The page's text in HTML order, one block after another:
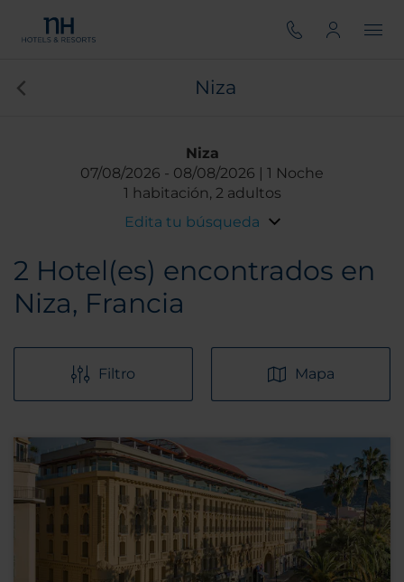
Niza
Niza
07/08/2026
08/08/2026
1 Noche
1 habitación, 2 adultos
Edita tu búsqueda
2 Hotel(es) encontrados en
Niza, Francia
Filtro Mapa